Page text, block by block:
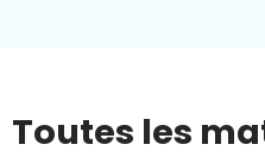
Toutes les